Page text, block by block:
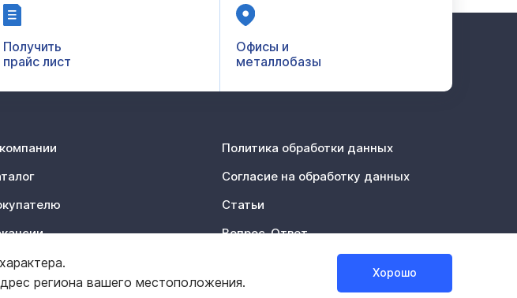
Получить
прайс лист
Офисы и
металлобазы
Политика обработки данных
Согласие на обработку данных
Статьи
Вопрос-Ответ
региона вашего местоположения.
Хорошо